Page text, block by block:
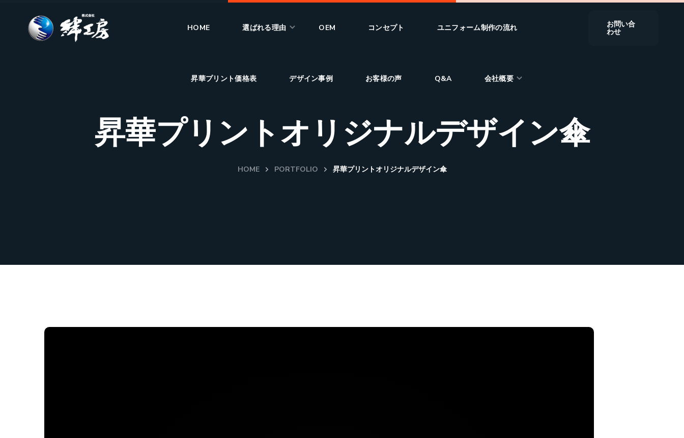
HOME 選ばれる理由 OEM コンセプト ユニフォーム制作の流れ
昇華プリント価格表 デザイン事例 お客様の声 Q&A 会社概要
お問い合
わせ
昇華プリントオリジナルデザイン傘
HOME PORTFOLIO 昇華プリントオリジナルデザイン傘